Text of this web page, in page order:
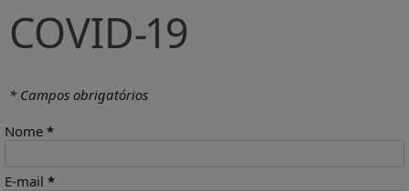
COVID-19
* Campos obrigatórios
Nome *
E-mail *